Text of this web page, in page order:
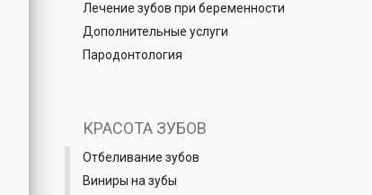
Лечение зубов при беременности
Дополнительные услуги
Пародонтология
КРАСОТА ЗУБОВ
Отбеливание зубов
Виниры на зубы